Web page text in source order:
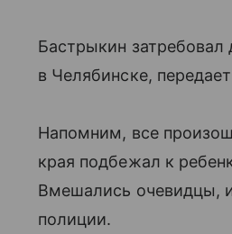
Бастрыкин затребовал
в Челябинске,
Напомним, все
края подбежал к
Вмешались очевидцы,
полиции.